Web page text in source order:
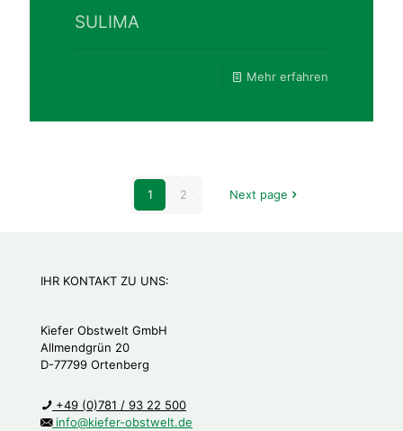
SULIMA
Mehr erfahren
1 2 Next page
IHR KONTAKT ZU UNS:
Kiefer Obstwelt GmbH
Allmendgrün 20
D-77799 Ortenberg
+49 (0)781 / 93 22 500
info@kiefer-obstwelt.de